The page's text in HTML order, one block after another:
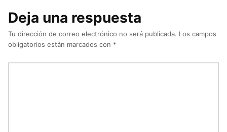
Deja una respuesta
Tu dirección de correo electrónico no será publicada. Los campos
obligatorios están marcados con *